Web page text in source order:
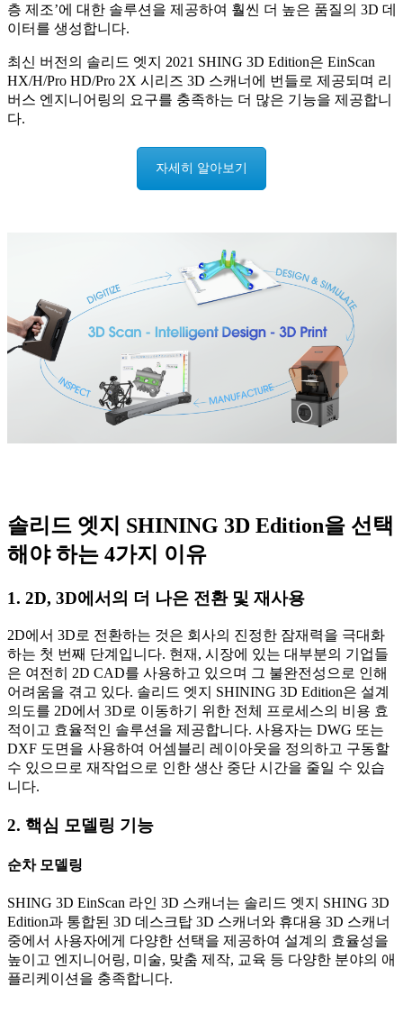
층 제조’에 대한 솔루션을 제공하여 훨씬 더 높은 품질의 3D 데
이터를 생성합니다.
최신 버전의 솔리드 엣지 2021 SHING 3D Edition은 EinScan
HX/H/Pro HD/Pro 2X 시리즈 3D 스캐너에 번들로 제공되며 리
버스 엔지니어링의 요구를 충족하는 더 많은 기능을 제공합니
다.
자세히 알아보기
솔리드 엣지 SHINING 3D Edition을 선택
해야 하는 4가지 이유
1. 2D, 3D에서의 더 나은 전환 및 재사용
2D에서 3D로 전환하는 것은 회사의 진정한 잠재력을 극대화
하는 첫 번째 단계입니다. 현재, 시장에 있는 대부분의 기업들
은 여전히 2D CAD를 사용하고 있으며 그 불완전성으로 인해
어려움을 겪고 있다. 솔리드 엣지 SHINING 3D Edition은 설계
의도를 2D에서 3D로 이동하기 위한 전체 프로세스의 비용 효
적이고 효율적인 솔루션을 제공합니다. 사용자는 DWG 또는
DXF 도면을 사용하여 어셈블리 레이아웃을 정의하고 구동할
수 있으므로 재작업으로 인한 생산 중단 시간을 줄일 수 있습
니다.
2. 핵심 모델링 기능
순차 모델링
SHING 3D EinScan 라인 3D 스캐너는 솔리드 엣지 SHING 3D
Edition과 통합된 3D 데스크탑 3D 스캐너와 휴대용 3D 스캐너
중에서 사용자에게 다양한 선택을 제공하여 설계의 효율성을
높이고 엔지니어링, 미술, 맞춤 제작, 교육 등 다양한 분야의 애
플리케이션을 충족합니다.